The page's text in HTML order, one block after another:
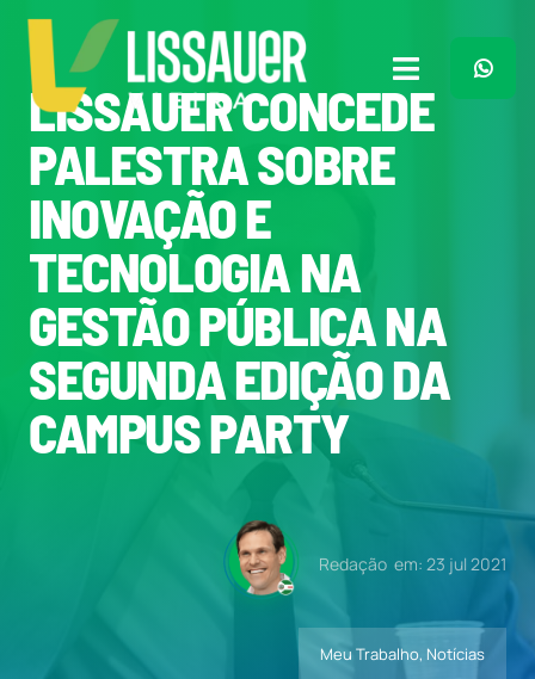
para
conteúdo
Toggle
Navigation
Home
Plano de Governo
Meu Trabalho
O Que Penso
Quem Sou
LISSAUER CONCEDE
PALESTRA SOBRE
INOVAÇÃO E
TECNOLOGIA NA
GESTÃO PÚBLICA NA
SEGUNDA EDIÇÃO DA
CAMPUS PARTY
Redação em: 23 jul 2021
Meu Trabalho, Notícias